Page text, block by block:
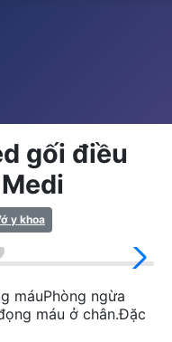
gối điều
y khoa
máuPhòng ngừa
máu ở chân.Đặc